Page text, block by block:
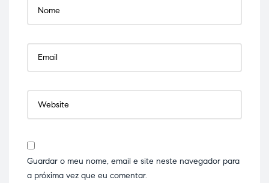
Guardar o meu nome, email e site neste navegador para
a próxima vez que eu comentar.